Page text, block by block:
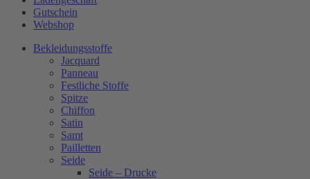
Gutschein
Webshop
Bekleidungsstoffe
Jacquard
Panneau
Festliche Stoffe
Spitze
Chiffon
Satin
Samt
Pailletten
Seide
Seide – Drucke